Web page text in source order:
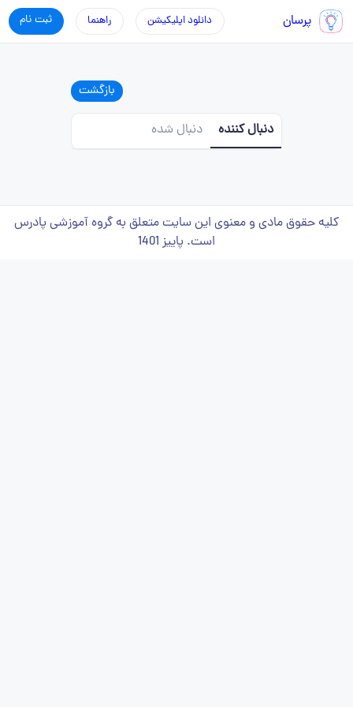
پرسان ثبت نام راهنما دانلود اپلیکیشن
بازگشت
دنبال کننده دنبال شده
کلیه حقوق مادی و معنوی این سایت متعلق به گروه آموزشی پادرس
است. پاییز 1401